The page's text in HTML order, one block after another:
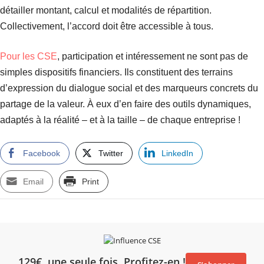
détailler montant, calcul et modalités de répartition.
Collectivement, l’accord doit être accessible à tous.
Pour les CSE, participation et intéressement ne sont pas de
simples dispositifs financiers. Ils constituent des terrains
d’expression du dialogue social et des marqueurs concrets du
partage de la valeur. À eux d’en faire des outils dynamiques,
adaptés à la réalité – et à la taille – de chaque entreprise !
Facebook Twitter LinkedIn
Email Print